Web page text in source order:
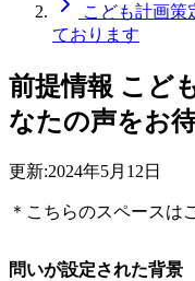
こども計画策
ております
前提情報 こど
なたの声をお
更新:2024年5月12日
＊こちらのスペースは
問いが設定された背景